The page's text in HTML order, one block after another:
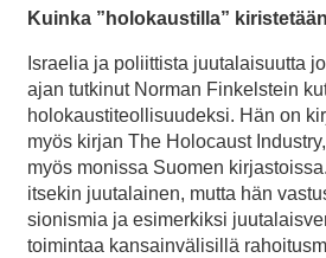
Kuinka ”holokaustilla” kiristetään
Israelia ja poliittista juutalaisuutta
ajan tutkinut Norman Finkelstein
holokaustiteollisuudeksi. Hän on
myös kirjan The Holocaust
myös monissa Suomen
itsekin juutalainen, mutta hän
sionismia ja esimerkiksi
toimintaa kansainvälisillä